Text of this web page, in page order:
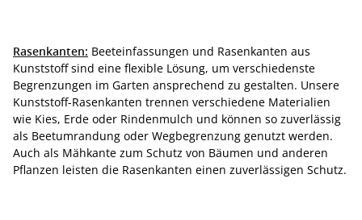
Rasenkanten: Beeteinfassungen und Rasenkanten aus
Kunststoff sind eine flexible Lösung, um verschiedenste
Begrenzungen im Garten ansprechend zu gestalten. Unsere
Kunststoff-Rasenkanten trennen verschiedene Materialien
wie Kies, Erde oder Rindenmulch und können so zuverlässig
als Beetumrandung oder Wegbegrenzung genutzt werden.
Auch als Mähkante zum Schutz von Bäumen und anderen
Pflanzen leisten die Rasenkanten einen zuverlässigen Schutz.